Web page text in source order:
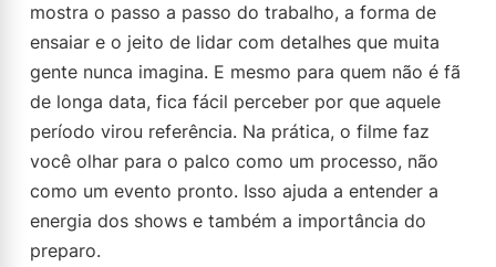
mostra o passo a passo do trabalho, a forma de
ensaiar e o jeito de lidar com detalhes que muita
gente nunca imagina. E mesmo para quem não é fã
de longa data, fica fácil perceber por que aquele
período virou referência. Na prática, o filme faz
você olhar para o palco como um processo, não
como um evento pronto. Isso ajuda a entender a
energia dos shows e também a importância do
preparo.